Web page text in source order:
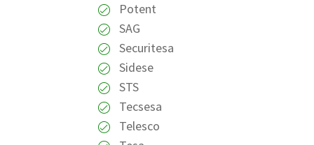
Potent
SAG
Securitesa
Sidese
STS
Tecsesa
Telesco